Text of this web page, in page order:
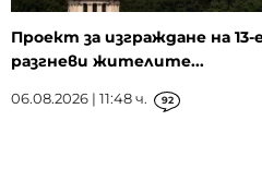
Проект за изграждане на
разгневи жителите...
06.08.2026 | 11:48 ч. 92